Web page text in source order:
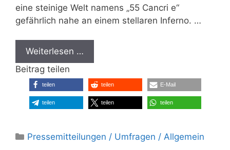
eine steinige Welt namens „55 Cancri e“
gefährlich nahe an einem stellaren Inferno. …
Weiterlesen …
Beitrag teilen
teilen teilen E-Mail
teilen teilen teilen
Kategorien
Pressemitteilungen / Umfragen / Allgemein